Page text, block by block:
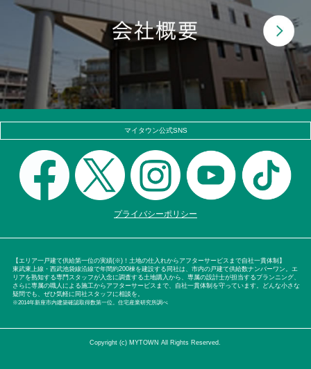
マイタウン公式SNS
プライバシーポリシー
【エリア一戸建て供給第一位の実績(※)！土地の仕入れからアフターサービスまで自社一貫体制】
東武東上線・西武池袋線沿線で年間約200棟を建設する同社は、市内の戸建て供給数ナンバーワン。エ
リアを熟知する専門スタッフが入念に調査する土地購入から、専属の設計士が担当するプランニング、
さらに専属の職人による施工からアフターサービスまで、自社一貫体制を守っています。どんな小さな
疑問でも、ぜひ気軽に同社スタッフに相談を。
※2014年新座市内建築確認取得数第一位。住宅産業研究所調べ
Copyright (c) MYTOWN All Rights Reserved.